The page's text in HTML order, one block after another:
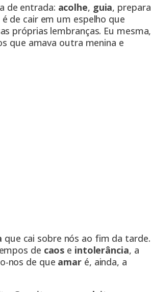
de entrada: acolhe, guia, prepara
é de cair em um espelho que
próprias lembranças. Eu mesma,
que amava outra menina e
que cai sobre nós ao fim da tarde.
de caos e intolerância, a
nos de que amar é, ainda, a